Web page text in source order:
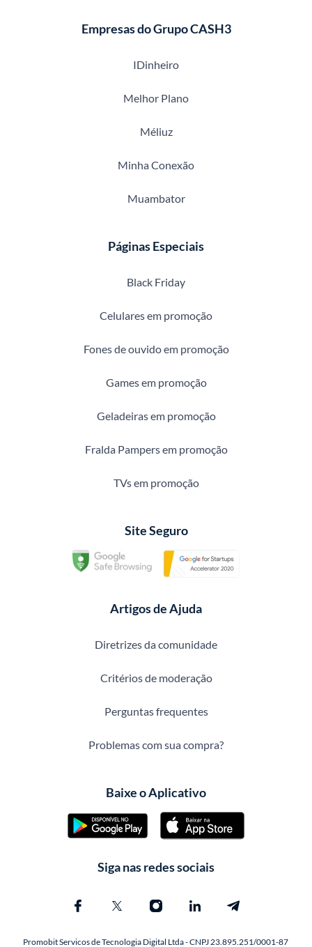
Empresas do Grupo CASH3
IDinheiro
Melhor Plano
Méliuz
Minha Conexão
Muambator
Páginas Especiais
Black Friday
Celulares em promoção
Fones de ouvido em promoção
Games em promoção
Geladeiras em promoção
Fralda Pampers em promoção
TVs em promoção
Site Seguro
Artigos de Ajuda
Diretrizes da comunidade
Critérios de moderação
Perguntas frequentes
Problemas com sua compra?
Baixe o Aplicativo
Siga nas redes sociais
Promobit Servicos de Tecnologia Digital Ltda - CNPJ 23.895.251/0001-87